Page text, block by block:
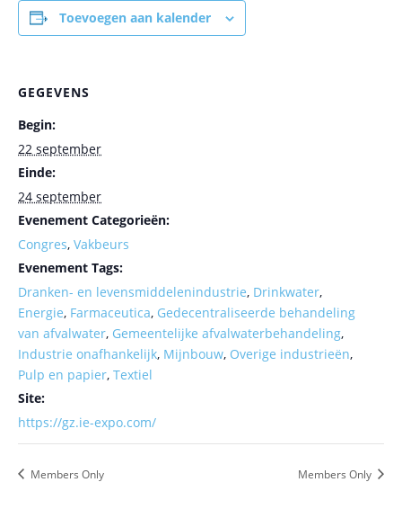
Toevoegen aan kalender
GEGEVENS
Begin:
22 september
Einde:
24 september
Evenement Categorieën:
Congres, Vakbeurs
Evenement Tags:
Dranken- en levensmiddelenindustrie, Drinkwater,
Energie, Farmaceutica, Gedecentraliseerde behandeling
van afvalwater, Gemeentelijke afvalwaterbehandeling,
Industrie onafhankelijk, Mijnbouw, Overige industrieën,
Pulp en papier, Textiel
Site:
https://gz.ie-expo.com/
Members Only Members Only